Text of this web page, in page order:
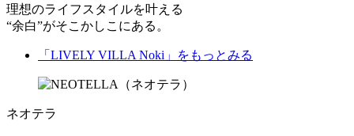
理想のライフスタイルを叶える
“余白”がそこかしこにある。
「LIVELY VILLA Noki」 をもっとみる
ネオテラ